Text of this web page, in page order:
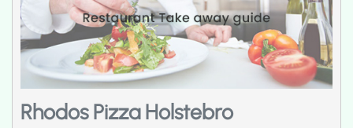
Rhodos Pizza Holstebro